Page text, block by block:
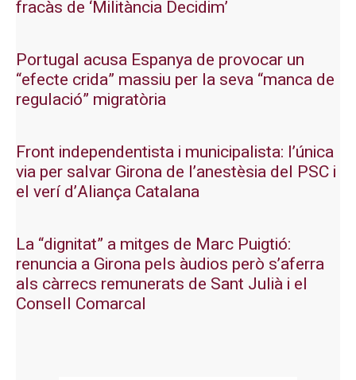
fracàs de ‘Militància Decidim’
Portugal acusa Espanya de provocar un
“efecte crida” massiu per la seva “manca de
regulació” migratòria
Front independentista i municipalista: l’única
via per salvar Girona de l’anestèsia del PSC i
el verí d’Aliança Catalana
La “dignitat” a mitges de Marc Puigtió:
renuncia a Girona pels àudios però s’aferra
als càrrecs remunerats de Sant Julià i el
Consell Comarcal